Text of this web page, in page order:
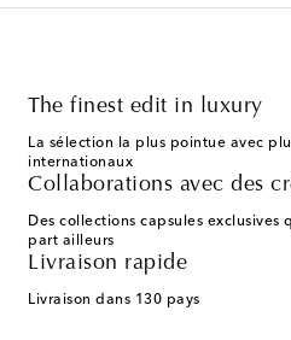
The finest edit in luxury
La sélection la plus pointue avec
internationaux
Collaborations avec des
Des collections capsules exclusives
part ailleurs
Livraison rapide
Livraison dans 130 pays